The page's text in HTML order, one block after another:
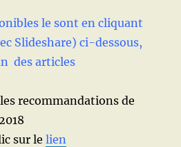
le sont en cliquant
Slideshare) ci-dessous,
des articles
recommandations de
sur lelien